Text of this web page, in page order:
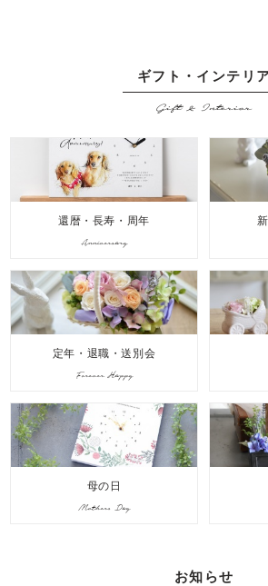
ギフト・インテリ
Gift & Interior
還暦・長寿・周年
Anniversary
定年・退職・送別会
Forever Happy
母の日
Mothers Day
お知らせ